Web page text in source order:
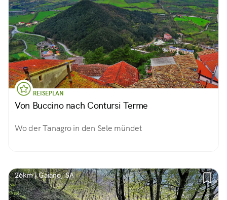
REISEPLAN
Von Buccino nach Contursi Terme
Wo der Tanagro in den Sele mündet
26km | Gaiano, SA